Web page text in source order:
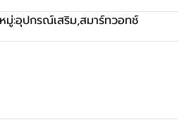
มู่:อุปกรณ์เสริม,สมาร์ทวอทช์